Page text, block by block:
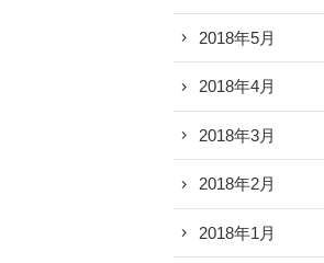
2018年5月
2018年4月
2018年3月
2018年2月
2018年1月